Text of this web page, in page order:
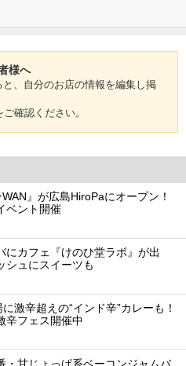
様へ
、自分のお店の情報を編集し掲
ご確認ください。
』が広島HiroPaにオープン！
ベント開催
にカフェ『けのひ堂ラボ』が出
シュにスイーツも
激辛超えの“インド辛”カレーも！
辛フェス開催中
・甘じょっぱ系ベーコンジャムバ